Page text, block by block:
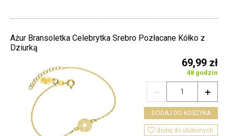
Ażur Bransoletka Celebrytka Srebro Pozłacane Kółko z
Dziurką
69,99 zł
48 godzin


DODAJ DO KOSZYKA
 dodaj do ulubionych